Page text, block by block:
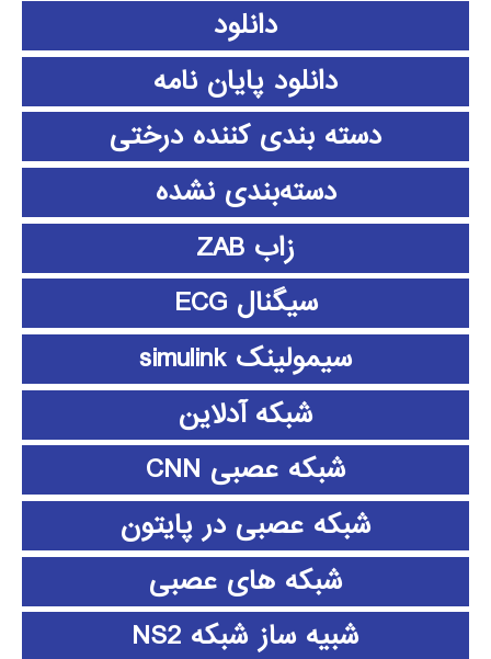
دانلود
دانلود پايان نامه
دسته بندی کننده درختی
دسته‌بندی نشده
زاب ZAB
سیگنال ECG
سیمولینک simulink
شبکه آدلاین
شبکه عصبی CNN
شبکه عصبی در پایتون
شبکه های عصبی
شبیه ساز شبکه NS2